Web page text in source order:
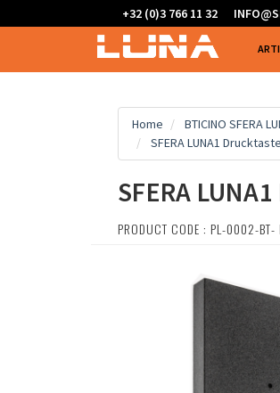
+32 (0)3 766 11 32
Home BTICINO SFERA
SFERA LUNA1
SFERA
PRODUCT CODE : PL-0002-